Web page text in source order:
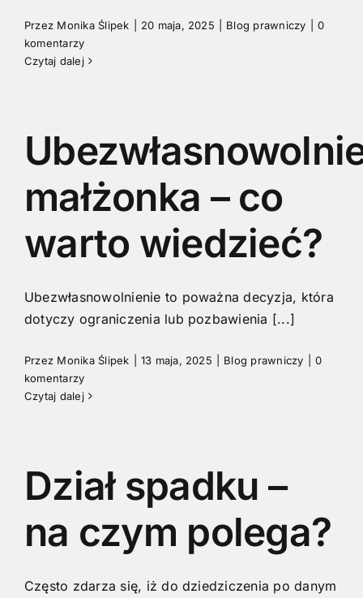
Przez Monika Ślipek 20 maja, 2025 Blog prawniczy
0
komentarzy
Czytaj dalej
małżonka – co
warto wiedzieć?
Ubezwłasnowolnienie to poważna decyzja, która
dotyczy ograniczenia lub pozbawienia [...]
Przez Monika Ślipek 13 maja, 2025 Blog prawniczy
0
komentarzy
Czytaj dalej
Dział spadku –
na czym polega?
Często zdarza się, iż do dziedziczenia po danym